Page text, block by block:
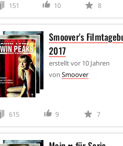
151 10 8
Smoover's
2017
erstelltvor 10 Jahren
von Smoover
615 9 7